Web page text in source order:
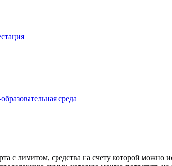
среда
с лимитом, средства на счету которой